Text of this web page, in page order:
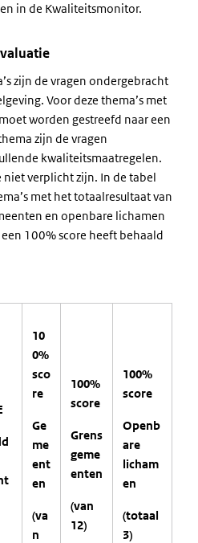
in de Kwaliteitsmonitor.
zijn de vragen ondergebracht
Voor deze thema’s met
worden gestreefd naar een
zijn de vragen
kwaliteitsmaatregelen.
verplicht zijn. In de tabel
met het totaalresultaat van
en openbare lichamen
100% score heeft behaald
10
0%
sco
re
Ge
me
ent
en
(va
n
100%
score
Grens
geme
enten
(van
12)
100%
score
Openb
are
licham
en
(totaal
3)